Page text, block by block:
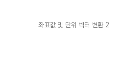
좌표값 및 단위 벡터 변환 2